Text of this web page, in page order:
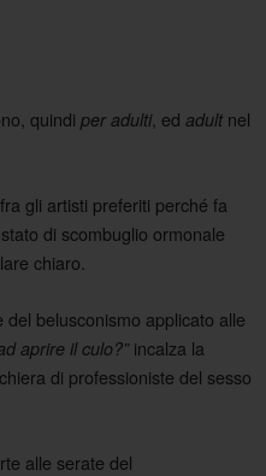
quindi per adulti, ed adult nel
gli artisti preferiti perché fa
di scombuglio ormonale
chiaro.
del belusconismo applicato alle
aprire il culo?”incalza la
di professioniste del sesso
alle serate del